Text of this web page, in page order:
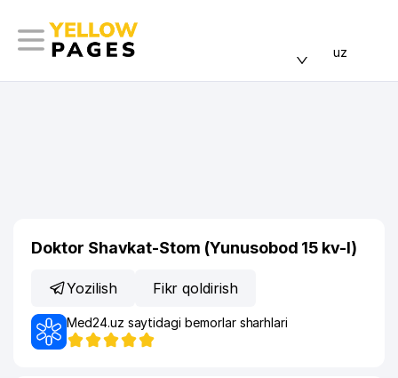
uz
Doktor Shavkat-Stom (Yunusobod 15 kv-l)
Yozilish Fikr qoldirish
Med24.uz saytidagi bemorlar sharhlari